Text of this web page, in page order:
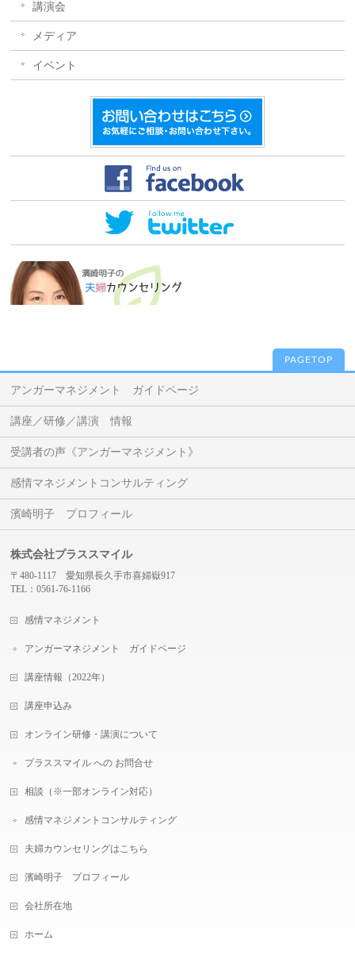
講演会
メディア
イベント
PAGETOP
アンガーマネジメント ガイドページ
講座／研修／講演 情報
受講者の声《アンガーマネジメント》
感情マネジメントコンサルティング
濱崎明子 プロフィール
株式会社プラススマイル
〒480-1117 愛知県長久手市喜婦嶽917
TEL：0561-76-1166
感情マネジメント
アンガーマネジメント ガイドページ
講座情報（2022年）
講座申込み
オンライン研修・講演について
プラススマイル への お問合せ
相談（※一部オンライン対応）
感情マネジメントコンサルティング
夫婦カウンセリングはこちら
濱崎明子 プロフィール
会社所在地
ホーム